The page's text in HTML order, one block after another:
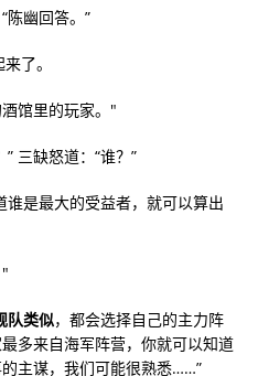
陈幽回答。”
了。
馆里的玩家。"
三缺怒道：“谁？”
谁是最大的受益者，就可以算出
队类似，都会选择自己的主力阵
多来自海军阵营，你就可以知道
主谋，我们可能很熟悉……”